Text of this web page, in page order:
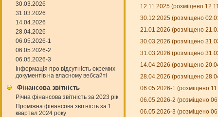
30.03.2026
31.03.2026
14.04.2026
28.04.2026
06.05.2026-1
06.05.2026-2
06.05.2026-3
Інформація про відсутність окремих
документів на власному вебсайті
Фінансова звітність
Річна фінансова звітність за 2023 рік
Проміжна фінансова звітність за 1
квартал 2024 року
12.11.2025 (розміщено
30.12.2025 (розміщено
21.01.2026 (розміщено
30.03.2026 (розміщено
31.03.2026 (розміщено
14.04.2026 (розміщено
28.04.2026 (розміщено
06.05.2026-1 (розміщено
06.05.2026-2 (розміщено
06.05.2026-3 (розміщено